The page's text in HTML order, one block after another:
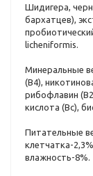
Шидигера,
бархатцев),
licheniformis.
Минеральные
(В4),
рибофлавин
кислота (Вc),
Питательные
клетчатка-
влажность-8%.